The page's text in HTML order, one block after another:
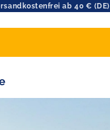
ab 40 € (DE)